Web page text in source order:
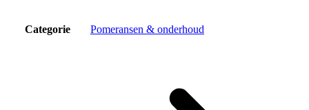
Categorie Pomeransen & onderhoud